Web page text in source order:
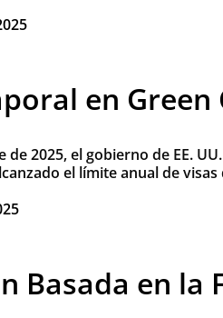
en Green
2025, el gobierno de EE.
el límite anual de
Basada en la